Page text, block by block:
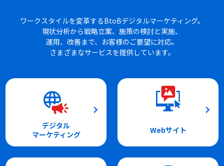
ワークスタイルを変革するBtoBデジタルマーケティング。
現状分析から戦略立案、施策の検討と実施、
運用、改善まで、お客様のご要望に対応。
さまざまなサービスを提供しています。
デジタル
マーケティング
Webサイト